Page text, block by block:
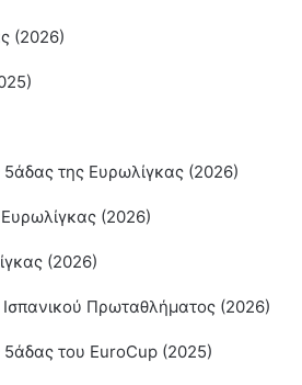
(2026)
της Ευρωλίγκας (2026)
(2026)
(2026)
Πρωταθλήματος (2026)
του EuroCup (2025)